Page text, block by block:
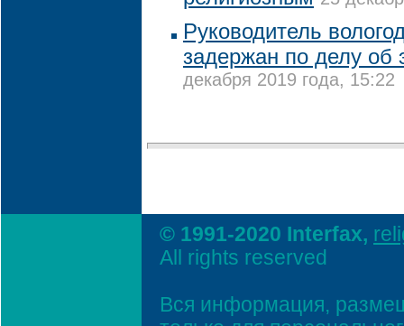
Руководитель
задержан по делу об
декабря 2019 года, 15:22
© 1991-2020 Interfax,
All rights reserved
Вся информация,